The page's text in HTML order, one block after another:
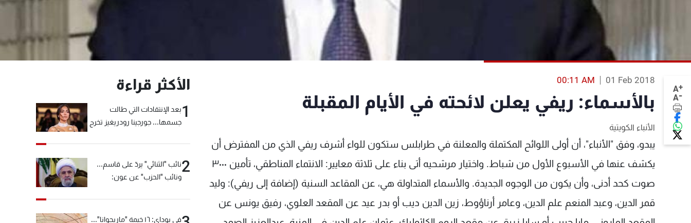
A+
A-
01 Feb 2018
00:11 AM
بالأسماء: ريفي يعلن لائحته في الأيام المقبلة
الأنباء الكويتية
يبدو، وفق "الأنباء"، أن أولى اللوائح المكتملة والمعلنة في طرابلس ستكون للواء أشرف ريفي الذي من المفترض أن
يكشف عنها في الأسبوع الأول من شباط. واختيار مرشحيه أتى بناء على ثلاثة معايير: الانتماء المناطقي، تأمين ٣٠٠٠
صوت كحد أدنى، وأن يكون من الوجوه الجديدة. والأسماء المتداولة هي، عن المقاعد السنية (إضافة إلى ريفي): وليد
قمر الدين، وعبد المنعم علم الدين، وعامر أرناؤوط، زين الدين ديب أو بدر عيد عن المقعد العلوي، رفيق يونس عن
الأكثر قراءة
1بعد الإنتقادات التي طالت
جسمها... جورجينا رودريغيز تخرج
2نائب "الثنائي" يردّ على قاسم...
ونائب "الحزب" عن عون:
في بوداي: ١٦ خيمة "ماريجوانا"...